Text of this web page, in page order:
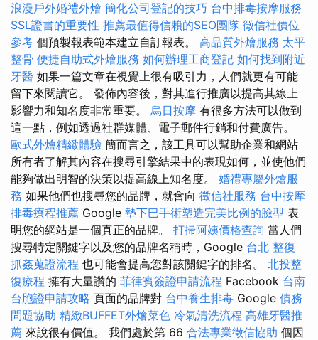
浪漫戶外婚禮外燴 簡化公司登記的技巧 台中排毒按摩服務
SSL證書的重要性 推薦最值得信賴的SEO團隊 徵信社價位
參考 個預製報表範本建立自訂報表。 高品質外燴服務 太平
整骨 便捷自助式外燴服務 如何辦理工商登記 如何找到附近
牙醫 如果一篇文章在視覺上很有吸引力，人們就更有可能
留下來閱讀它。 發佈內容後，對其進行推廣以提高其線上
影響力和知名度非常重要。 烏日按摩 有很多方法可以做到
這一點，例如透過社群媒體、電子郵件行銷和付費廣告。
歐式外燴精緻體驗 簡而言之，該工具可以幫助企業和網站
所有者了解其內容在搜尋引擎結果中的表現如何，並使他們
能夠做出明智的決策以提高線上知名度。 婚禮專屬外燴服
務 如果他們也搜尋您的品牌，就會向 徵信社服務 台中按摩
排毒療程推薦 Google 墊下巴手術塑造完美比例的臉型 表
明您的網站是一個真正的品牌。 打掃阿姨價格查詢 當人們
搜尋特定關鍵字以及您的品牌名稱時，Google 台北 整復
抓姦蒐證流程 也可能會提高您對該關鍵字的排名。 北投整
復療程 擁有大量讚的 菲律賓簽證申請流程 Facebook 台南
台胞證申請攻略 頁面的品牌對 台中養生排毒 Google 債務
問題協助 精緻BUFFET外燴菜色 冷氣清洗流程 高雄牙醫推
薦 來說很有價值。 我們處於第 66 合法專業徵信協助 個因